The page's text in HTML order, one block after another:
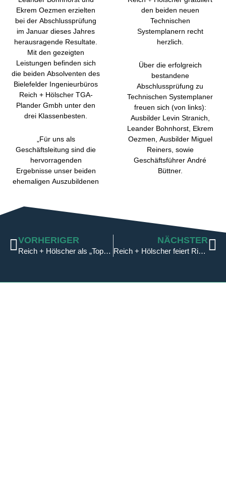
Ekrem Oezmen erzielten
bei der Abschlussprüfung
im Januar dieses Jahres
herausragende Resultate.
Mit den gezeigten
Leistungen befinden sich
die beiden Absolventen des
Bielefelder Ingenieurbüros
Reich + Hölscher TGA-
Plander Gmbh unter den
drei Klassenbesten.
„Für uns als
Geschäftsleitung sind die
hervorragenden
Ergebnisse unser beiden
ehemaligen Auszubildenen
den beiden neuen
Technischen
Systemplanern recht
herzlich.
Über die erfolgreich
bestandene
Abschlussprüfung zu
Technischen Systemplaner
freuen sich (von links):
Ausbilder Levin Stranich,
Leander Bohnhorst, Ekrem
Oezmen, Ausbilder Miguel
Reiners, sowie
Geschäftsführer André
Büttner.
Zurück
VORHERIGER
Reich + Hölscher als „Top Company 2025“ ausgezeichnet
NÄCHSTER
Reich + Hölscher feiert Richtfest für neue Büros